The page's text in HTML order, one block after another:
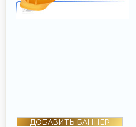
ДОБАВИТЬ БАННЕР